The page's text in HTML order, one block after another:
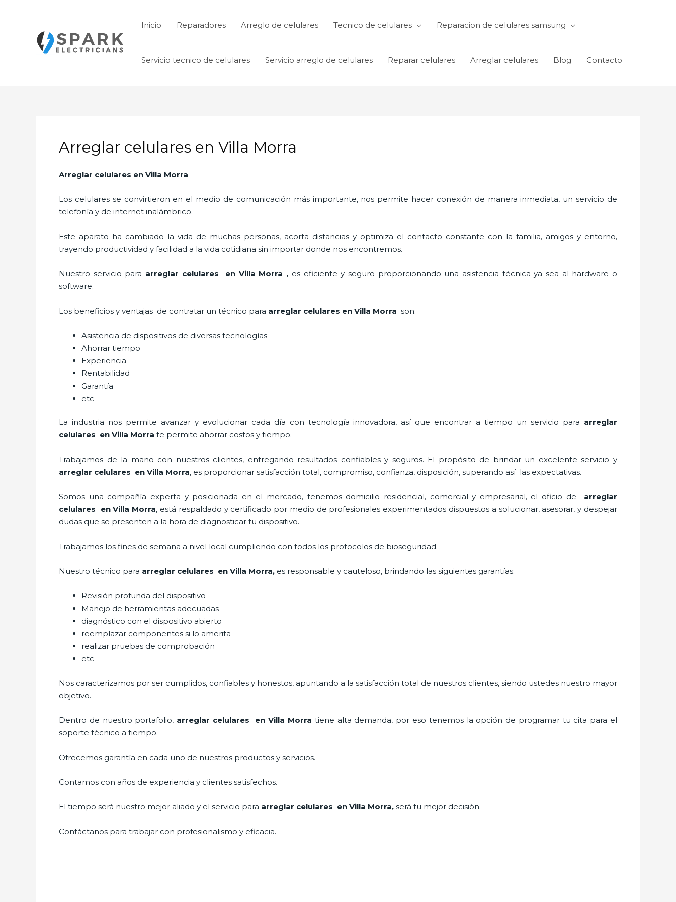
Inicio Reparadores Arreglo de celulares Tecnico de celulares Reparacion de celulares samsung
Servicio tecnico de celulares Servicio arreglo de celulares Reparar celulares Arreglar celulares Blog Contacto
Arreglar celulares en Villa Morra
Arreglar celulares en Villa Morra
Los celulares se convirtieron en el medio de comunicación más importante, nos permite hacer conexión de manera inmediata, un servicio de
telefonía y de internet inalámbrico.
Este aparato ha cambiado la vida de muchas personas, acorta distancias y optimiza el contacto constante con la familia, amigos y entorno,
trayendo productividad y facilidad a la vida cotidiana sin importar donde nos encontremos.
Nuestro servicio para arreglar celulares en Villa Morra , es eficiente y seguro proporcionando una asistencia técnica ya sea al hardware o
software.
Los beneficios y ventajas de contratar un técnico para arreglar celulares en Villa Morra son:
Asistencia de dispositivos de diversas tecnologías
Ahorrar tiempo
Experiencia
Rentabilidad
Garantía
etc
La industria nos permite avanzar y evolucionar cada día con tecnología innovadora, así que encontrar a tiempo un servicio para arreglar
celulares en Villa Morra te permite ahorrar costos y tiempo.
Trabajamos de la mano con nuestros clientes, entregando resultados confiables y seguros. El propósito de brindar un excelente servicio y
arreglar celulares en Villa Morra, es proporcionar satisfacción total, compromiso, confianza, disposición, superando así las expectativas.
Somos una compañía experta y posicionada en el mercado, tenemos domicilio residencial, comercial y empresarial, el oficio de arreglar
celulares en Villa Morra, está respaldado y certificado por medio de profesionales experimentados dispuestos a solucionar, asesorar, y despejar
dudas que se presenten a la hora de diagnosticar tu dispositivo.
Trabajamos los fines de semana a nivel local cumpliendo con todos los protocolos de bioseguridad.
Nuestro técnico para arreglar celulares en Villa Morra, es responsable y cauteloso, brindando las siguientes garantías:
Revisión profunda del dispositivo
Manejo de herramientas adecuadas
diagnóstico con el dispositivo abierto
reemplazar componentes si lo amerita
realizar pruebas de comprobación
etc
Nos caracterizamos por ser cumplidos, confiables y honestos, apuntando a la satisfacción total de nuestros clientes, siendo ustedes nuestro mayor
objetivo.
Dentro de nuestro portafolio, arreglar celulares en Villa Morra tiene alta demanda, por eso tenemos la opción de programar tu cita para el
soporte técnico a tiempo.
Ofrecemos garantía en cada uno de nuestros productos y servicios.
Contamos con años de experiencia y clientes satisfechos.
El tiempo será nuestro mejor aliado y el servicio para arreglar celulares en Villa Morra, será tu mejor decisión.
Contáctanos para trabajar con profesionalismo y eficacia.